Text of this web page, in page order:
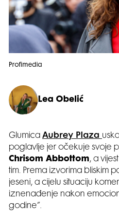
Profimedia
Lea Obelić
Glumica Aubrey Plaza
poglavlje jer očekuje svoje
Chrisom Abbottom, a
tim. Prema izvorima bliskim
jeseni, a cijelu situaciju
iznenađenje nakon
godine”.